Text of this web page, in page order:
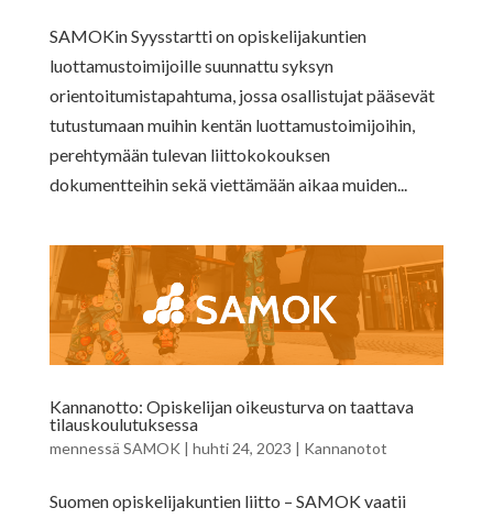
SAMOKin Syysstartti on opiskelijakuntien
luottamustoimijoille suunnattu syksyn
orientoitumistapahtuma, jossa osallistujat pääsevät
tutustumaan muihin kentän luottamustoimijoihin,
perehtymään tulevan liittokokouksen
dokumentteihin sekä viettämään aikaa muiden...
Kannanotto: Opiskelijan oikeusturva on taattava
tilauskoulutuksessa
mennessä SAMOK | huhti 24, 2023 | Kannanotot
Suomen opiskelijakuntien liitto – SAMOK vaatii